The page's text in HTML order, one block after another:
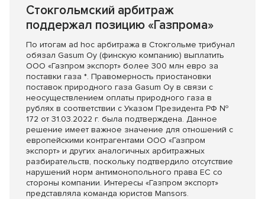
Стокгольмский арбитраж
поддержал позицию «Газпрома»
По итогам ad hoc арбитража в Стокгольме трибунал
обязал Gasum Oy (финскую компанию) выплатить
ООО «Газпром экспорт» более 300 млн евро за
поставки газа *. Правомерность приостановки
поставок природного газа Gasum Oy в связи с
неосуществлением оплаты природного газа в
рублях в соответствии с Указом Президента РФ №
172 от 31.03.2022 г. была подтверждена. Данное
решение имеет важное значение для отношений с
европейскими контрагентами ООО «Газпром
экспорт» и других аналогичных арбитражных
разбирательств, поскольку подтвердило отсутствие
нарушений норм антимонопольного права ЕС со
стороны компании. Интересы «Газпром экспорт»
представляла команда юристов Mansors.